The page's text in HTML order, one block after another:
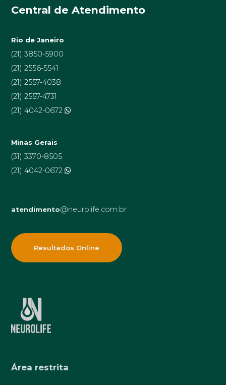
Área restrita
Central de Atendimento
Rio de Janeiro
(21) 3850-5900
(21) 2556-5541
(21) 2557-4038
(21) 2557-4731
(21) 4042-0672
Minas Gerais
(31) 3370-8505
(21) 4042-0672
atendimento@neurolife.com.br
Resultados Online